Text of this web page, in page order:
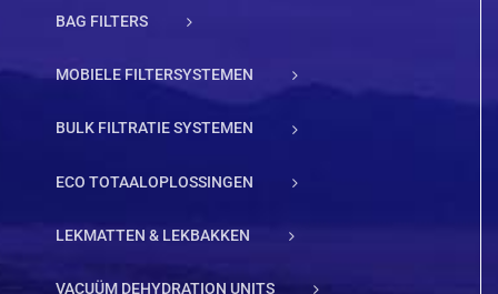
BAG FILTERS
MOBIELE FILTERSYSTEMEN
BULK FILTRATIE SYSTEMEN
ECO TOTAALOPLOSSINGEN
LEKMATTEN & LEKBAKKEN
VACUÜM DEHYDRATION UNITS